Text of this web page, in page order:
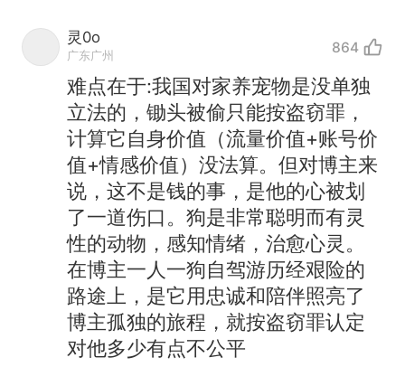
灵0o
广东广州 864
难点在于:我国对家养宠物是没单独
立法的，锄头被偷只能按盗窃罪，
计算它自身价值（流量价值+账号价
值+情感价值）没法算。但对博主来
说，这不是钱的事，是他的心被划
了一道伤口。狗是非常聪明而有灵
性的动物，感知情绪，治愈心灵。
在博主一人一狗自驾游历经艰险的
路途上，是它用忠诚和陪伴照亮了
博主孤独的旅程，就按盗窃罪认定
对他多少有点不公平